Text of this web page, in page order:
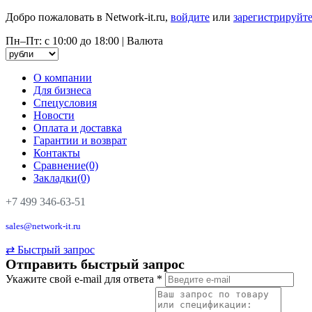
Добро пожаловать в Network-it.ru, войдите или
Пн–Пт: с 10:00 до 18:00 | Валюта
О компании
Для бизнеса
Спецусловия
Новости
Оплата и доставка
Гарантии и возврат
Контакты
Сравнение(0)
Закладки(0)
+7 499 346-63-51
sales@network-it.ru
⇄ Быстрый запрос
Отправить быстрый запрос
Укажите свой e-mail для ответа *